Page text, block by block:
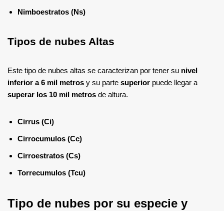
Nimboestratos (Ns)
Tipos de nubes Altas
Este tipo de nubes altas se caracterizan por tener su nivel
inferior a 6 mil metros y su parte superior puede llegar a
superar los 10 mil metros de altura.
Cirrus (Ci)
Cirrocumulos (Cc)
Cirroestratos (Cs)
Torrecumulos (Tcu)
Tipo de nubes por su especie y